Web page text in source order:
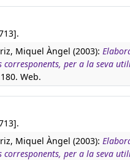
Miquel Àngel (2003):
corresponents, per a la seva
Web.
Miquel Àngel (2003):
corresponents, per a la seva